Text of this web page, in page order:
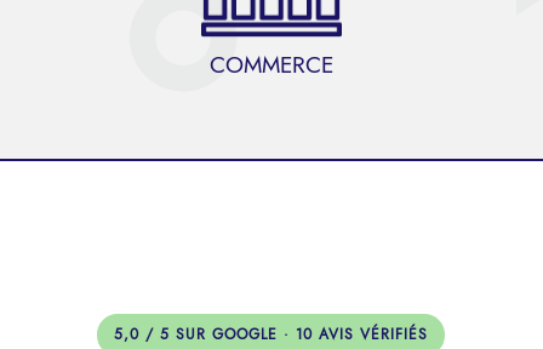
COMMERCE
5,0 / 5 SUR GOOGLE · 10 AVIS VÉRIFIÉS